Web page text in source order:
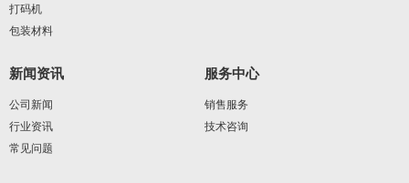
打码机
包装材料
新闻资讯
公司新闻
行业资讯
常见问题
服务中心
销售服务
技术咨询